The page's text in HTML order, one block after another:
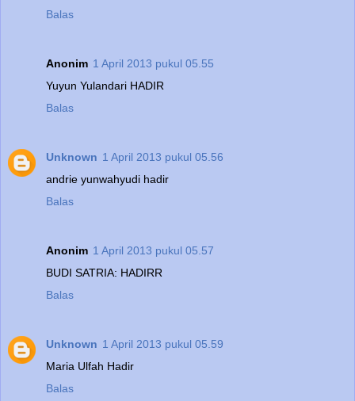
Balas
Anonim 1 April 2013 pukul 05.55
Yuyun Yulandari HADIR
Balas
Unknown 1 April 2013 pukul 05.56
andrie yunwahyudi hadir
Balas
Anonim 1 April 2013 pukul 05.57
BUDI SATRIA: HADIRR
Balas
Unknown 1 April 2013 pukul 05.59
Maria Ulfah Hadir
Balas